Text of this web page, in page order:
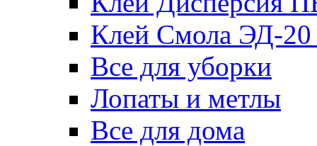
Клей Смола ЭД-20
Все для уборки
Лопаты и метлы
Все для дома